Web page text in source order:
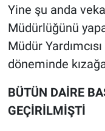
Yine şu anda
Müdürlüğünü
Müdür
döneminde
BÜTÜN DAİRE
GEÇİRİLMİŞTİ